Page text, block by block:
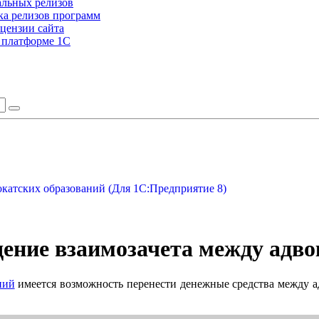
релизов программ
сайта
платформе 1С
образований (Для 1С:Предприятие 8)
взаимозачета между
имеется возможность перенести денежные средства между